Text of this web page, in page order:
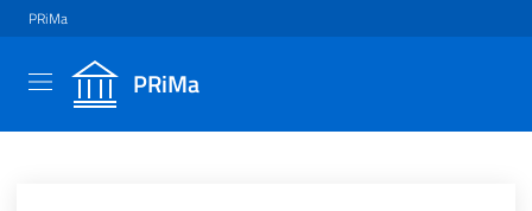
PRiMa
PRiMa